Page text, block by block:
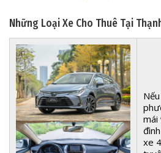
Những Loại Xe Cho Thuê Tại
mái
xe